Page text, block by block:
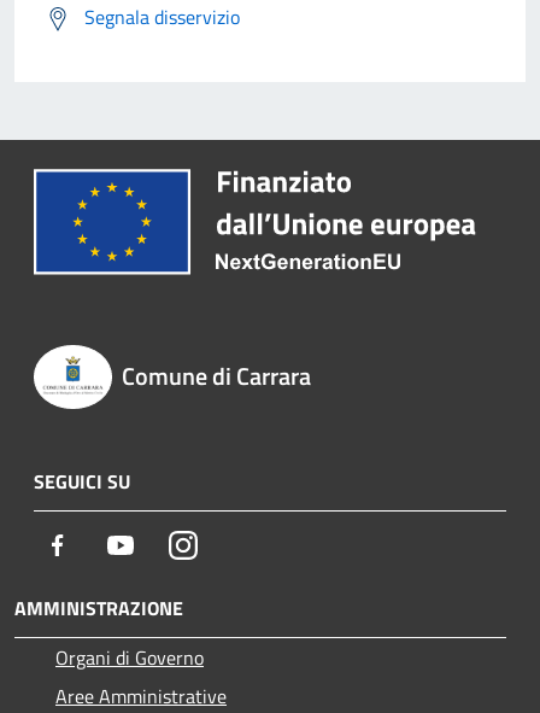
Segnala disservizio
Comune di Carrara
SEGUICI SU
Facebook YoutubeInstagram
AMMINISTRAZIONE
Organi di Governo
Aree Amministrative